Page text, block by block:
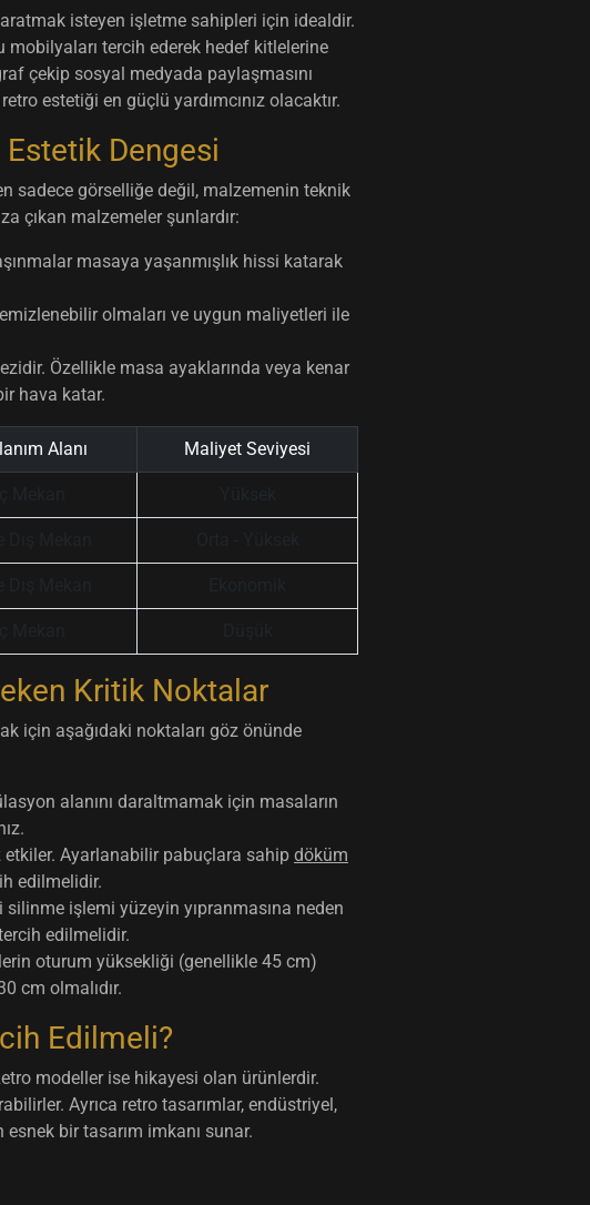
isteyen işletme sahipleri için idealdir.
tercih ederek hedef kitlelerine
çekip sosyal medyada paylaşmasını
estetiği en güçlü yardımcınız olacaktır.
Estetik Dengesi
sadece görselliğe değil, malzemenin teknik
çıkan malzemeler şunlardır:
masaya yaşanmışlık hissi katarak
olmaları ve uygun maliyetleri ile
Özellikle masa ayaklarında veya kenar
hava katar.
Alanı Maliyet Seviyesi
Kritik Noktalar
için aşağıdaki noktaları göz önünde
alanını daraltmamak için masaların
Ayarlanabilir pabuçlara sahip döküm
edilmelidir.
işlemi yüzeyin yıpranmasına neden
edilmelidir.
oturum yüksekliği (genellikle 45 cm)
cm olmalıdır.
Edilmeli?
modeller ise hikayesi olan ürünlerdir.
Ayrıca retro tasarımlar, endüstriyel,
bir tasarım imkanı sunar.